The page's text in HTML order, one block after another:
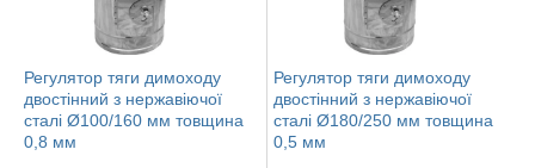
Регулятор тяги димоходу
двостінний з нержавіючої
сталі Ø100/160 мм товщина
0,8 мм
Регулятор тяги димоходу
двостінний з нержавіючої
сталі Ø180/250 мм товщина
0,5 мм